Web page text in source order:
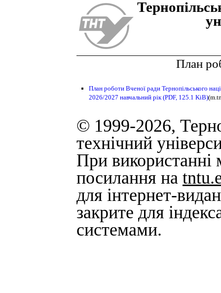
План
План роботи Вченої ради Тернопільського
2026/2027 навчальний рік(PDF, 125.1 KiB)
© 1999-2026,
технічний
При використанні
посилання на
для інтернет-
закрите для
системами.